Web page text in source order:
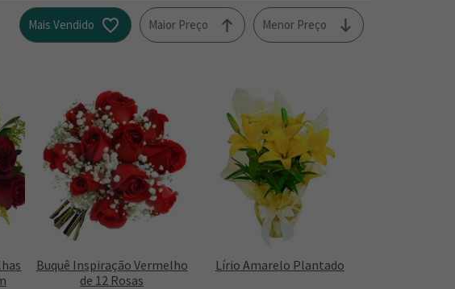
Menor Preço
Maior Preço
Mais Vendido
Buquê Inspiração Vermelho
de 12 Rosas
Lírio Amarelo Plantado